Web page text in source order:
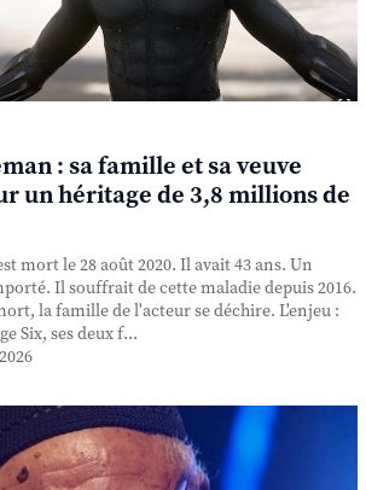
: sa famille et sa veuve
un héritage de 3,8 millions de
mort le 28 août 2020. Il avait 43 ans. Un
Il souffrait de cette maladie depuis 2016.
la famille de l'acteur se déchire. L'enjeu :
Six, ses deux f...